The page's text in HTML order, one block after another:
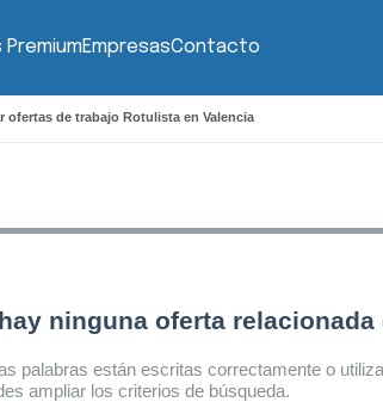
EmpresasContacto
ofertas de trabajo Rotulista en Valencia
ninguna oferta relacionada
palabras están escritas correctamente o
ampliar los criterios de búsqueda.